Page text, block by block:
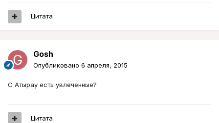
Цитата
Gosh
Опубликовано 6 апреля, 2015
С Атырау есть увлеченные?
Цитата